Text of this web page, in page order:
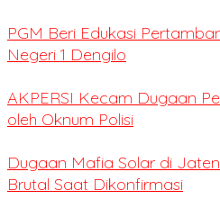
PGM Beri Edukasi
Negeri 1 Dengilo
AKPERSI Kecam Dugaan
oleh Oknum Polisi
Dugaan Mafia Solar di
Brutal Saat Dikonfirmasi